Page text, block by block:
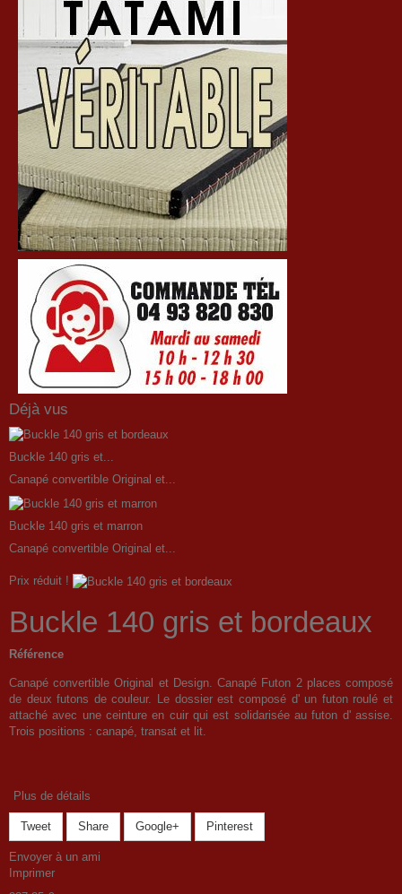
Déjà vus
Buckle 140 gris et...
Canapé convertible Original et...
Buckle 140 gris et marron
Canapé convertible Original et...
Prix réduit !
Buckle 140 gris et bordeaux
Référence
Canapé convertible Original et Design. Canapé Futon 2 places composé
de deux futons de couleur. Le dossier est composé d' un futon roulé et
attaché avec une ceinture en cuir qui est solidarisée au futon d' assise.
Trois positions : canapé, transat et lit.
Plus de détails
Tweet Share Google+ Pinterest
Envoyer à un ami
Imprimer